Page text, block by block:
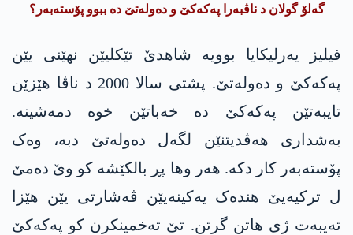
گەلۆ گولان د ناڤبەرا پەکەکێ و دەولەتێ دە ببوو پۆستەبەر؟
فیلیز یەرلیکایا بوویە شاھدێ تێکلیێن نهێنی یێن
پەکەکێ و دەولەتێ. پشتی سالا 2000 د ناڤا ھێزێن
تایبەتێن پەکەکێ دە خەباتێن خوە دمەشینە.
بەشداری ھەڤدیتنێن لگەل دەولەتێ دبە، وەک
پۆستەبەر کار دکە. ھەر وھا پڕ بالکێشە کو وێ دەمێ
ل ترکیەیێ ھندەک یەکینەیێن ڤەشارتی یێن ھێزا
تەیبەت ژی ھاتن گرتن. تێ تەخمینکرن کو پەکەکێ